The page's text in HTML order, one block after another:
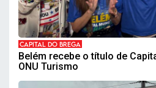
CAPITAL DO BREGA
Belém recebe o título de
ONU Turismo